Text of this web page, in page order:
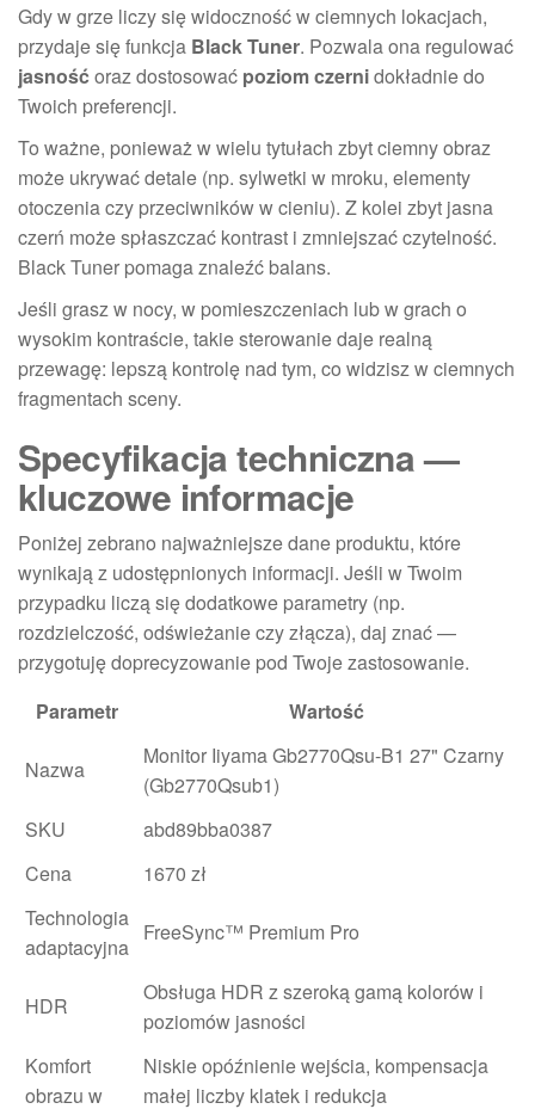
Gdy w grze liczy się widoczność w ciemnych lokacjach,
przydaje się funkcja Black Tuner. Pozwala ona regulować
jasność oraz dostosować poziom czernidokładnie do
Twoich preferencji.
To ważne, ponieważ w wielu tytułach zbyt ciemny obraz
może ukrywać detale (np. sylwetki w mroku, elementy
otoczenia czy przeciwników w cieniu). Z kolei zbyt jasna
czerń może spłaszczać kontrast i zmniejszać czytelność.
Black Tuner pomaga znaleźć balans.
Jeśli grasz w nocy, w pomieszczeniach lub w grach o
wysokim kontraście, takie sterowanie daje realną
przewagę: lepszą kontrolę nad tym, co widzisz w ciemnych
fragmentach sceny.
Specyfikacja techniczna —
kluczowe informacje
Poniżej zebrano najważniejsze dane produktu, które
wynikają z udostępnionych informacji. Jeśli w Twoim
przypadku liczą się dodatkowe parametry (np.
rozdzielczość, odświeżanie czy złącza), daj znać —
przygotuję doprecyzowanie pod Twoje zastosowanie.
Parametr
Wartość
Nazwa
Monitor Iiyama Gb2770Qsu-B1 27" Czarny
(Gb2770Qsub1)
SKU
abd89bba0387
Cena
1670 zł
Technologia
adaptacyjna
FreeSync™ Premium Pro
HDR
Obsługa HDR z szeroką gamą kolorów i
poziomów jasności
Komfort
obrazu w
Niskie opóźnienie wejścia, kompensacja
małej liczby klatek i redukcja